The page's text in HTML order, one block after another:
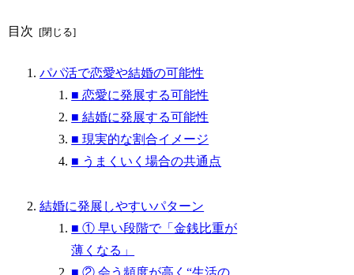
目次
パパ活で恋愛や結婚の可能性
■ 恋愛に発展する可能性
■ 結婚に発展する可能性
■ 現実的な割合イメージ
■ うまくいく場合の共通点
結婚に発展しやすいパターン
■ ① 早い段階で「金銭比重が
薄くなる」